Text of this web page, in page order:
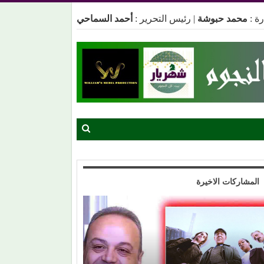
: محمد حبوشة | رئيس التحرير : أحمد السماحي
المشاركات الاخيرة